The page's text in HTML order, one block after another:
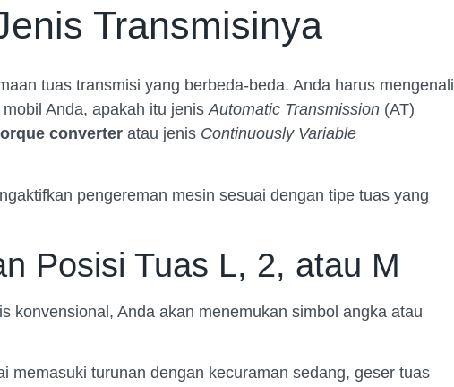
Transmisinya
tuas transmisi yang berbeda-beda. Anda harus mengenali
Anda, apakah itu jenisAutomatic Transmission (AT)
converter atau jenis Continuously Variable
pengereman mesin sesuai dengan tipe tuas yang
Posisi Tuas L, 2, atau M
konvensional, Anda akan menemukan simbol angka atau
memasuki turunan dengan kecuraman sedang, geser tuas